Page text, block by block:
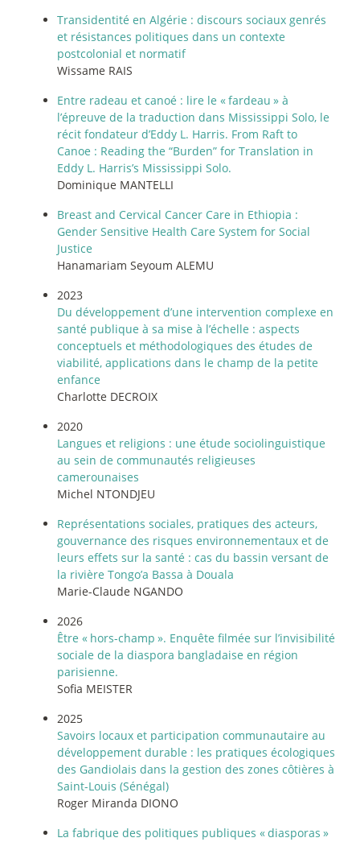
Transidentité en Algérie : discours sociaux genrés
et résistances politiques dans un contexte
postcolonial et normatif
Wissame RAIS
Entre radeau et canoé : lire le «fardeau » à
l’épreuve de la traduction dans Mississippi Solo, le
récit fondateur d’Eddy L. Harris. From Raft to
Canoe : Reading the “Burden” for Translation in
Eddy L. Harris’s Mississippi Solo.
Dominique MANTELLI
Breast and Cervical Cancer Care in Ethiopia :
Gender Sensitive Health Care System for Social
Justice
Hanamariam Seyoum ALEMU
2023
Du développement d’une intervention complexe en
santé publique à sa mise à l’échelle : aspects
conceptuels et méthodologiques des études de
viabilité, applications dans le champ de la petite
enfance
Charlotte DECROIX
2020
Langues et religions : une étude sociolinguistique
au sein de communautés religieuses
camerounaises
Michel NTONDJEU
Représentations sociales, pratiques des acteurs,
gouvernance des risques environnementaux et de
leurs effets sur la santé : cas du bassin versant de
la rivière Tongo’a Bassa à Douala
Marie-Claude NGANDO
2026
Être « hors-champ ». Enquête filmée sur l’invisibilité
sociale de la diaspora bangladaise en région
parisienne.
Sofia MEISTER
2025
Savoirs locaux et participation communautaire au
développement durable : les pratiques écologiques
des Gandiolais dans la gestion des zones côtières à
Saint-Louis (Sénégal)
Roger Miranda DIONO
La fabrique des politiques publiques «diasporas »